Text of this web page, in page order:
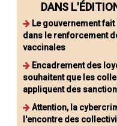
DANS
Le gouvernement
dans le renforcement
vaccinales
Encadrement des
souhaitent que les
appliquent des
Attention, la
l'encontre des